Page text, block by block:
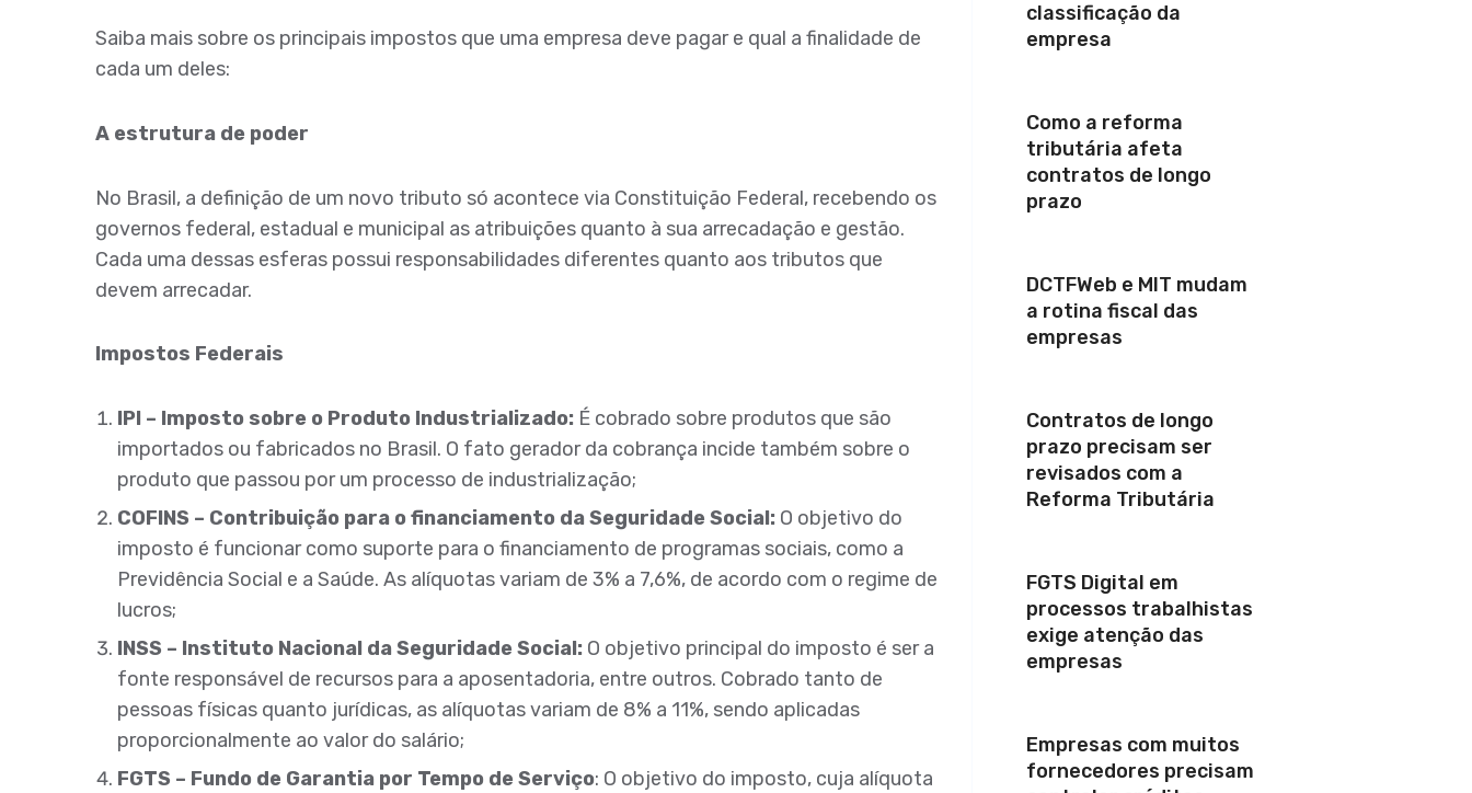
Saiba mais sobre os principais impostos que uma empresa deve pagar e qual a finalidade de
cada um deles:
A estrutura de poder
No Brasil, a definição de um novo tributo só acontece via Constituição Federal, recebendo os
governos federal, estadual e municipal as atribuições quanto à sua arrecadação e gestão.
Cada uma dessas esferas possui responsabilidades diferentes quanto aos tributos que
devem arrecadar.
Impostos Federais
IPI – Imposto sobre o Produto Industrializado: É cobrado sobre produtos que são
importados ou fabricados no Brasil. O fato gerador da cobrança incide também sobre o
produto que passou por um processo de industrialização;
COFINS – Contribuição para o financiamento da Seguridade Social: O objetivo do
imposto é funcionar como suporte para o financiamento de programas sociais, como a
Previdência Social e a Saúde. As alíquotas variam de 3% a 7,6%, de acordo com o regime de
lucros;
INSS – Instituto Nacional da Seguridade Social: O objetivo principal do imposto é ser a
fonte responsável de recursos para a aposentadoria, entre outros. Cobrado tanto de
pessoas físicas quanto jurídicas, as alíquotas variam de 8% a 11%, sendo aplicadas
proporcionalmente ao valor do salário;
FGTS – Fundo de Garantia por Tempo de Serviço: O objetivo do imposto, cuja alíquota
classificação da
empresa
Como a reforma
tributária afeta
contratos de longo
prazo
DCTFWeb e MIT mudam
a rotina fiscal das
empresas
Contratos de longo
prazo precisam ser
revisados com a
Reforma Tributária
FGTS Digital em
processos trabalhistas
exige atenção das
empresas
Empresas com muitos
fornecedores precisam